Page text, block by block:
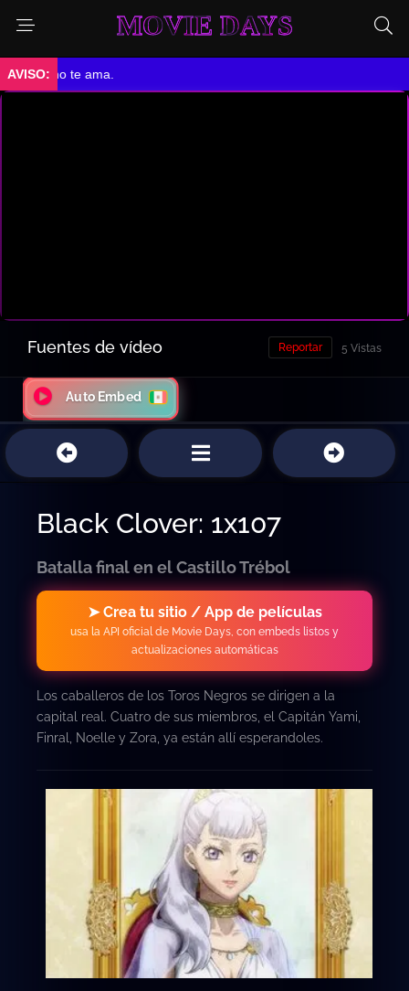
MOVIE DAYS
ama.
Fuentes de vídeo 5 Vistas
Reportar
Auto Embed
Black Clover: 1x107
Batalla final en el Castillo Trébol
➤ Crea tu sitio / App de películas
usa la API oficial de Movie Days, con embeds listos y
actualizaciones automáticas
Los caballeros de los Toros Negros se dirigen a la
capital real. Cuatro de sus miembros, el Capitán Yami,
Finral, Noelle y Zora, ya están allí esperandoles.